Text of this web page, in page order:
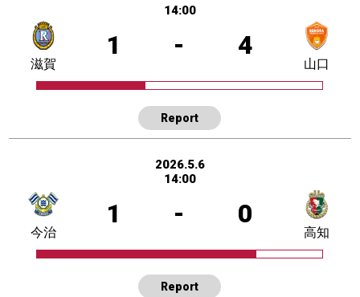
14:00
1 - 4
滋賀 山口
Report
2026.5.6
14:00
1 - 0
今治 高知
Report